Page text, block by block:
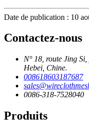
Date de publication : 10
Contactez-nous
N° 18, route Jing
Hebei, Chine.
008618603187687
0086-318-7528040
Produits